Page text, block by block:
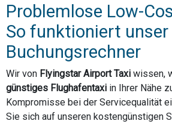
Problemlose Low-
So funktioniert unser
Buchungsrechner
Wir von Flyingstar Airport Taxi wissen,
günstiges Flughafentaxi in Ihrer Nähe
Kompromisse bei der Servicequalität
Sie sich auf unseren kostengünstigen